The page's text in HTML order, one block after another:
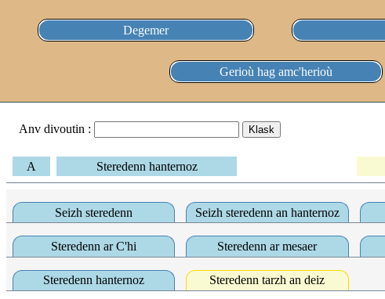
Degemer
Gerioù hag amc'herioù
Anv divoutin :
A Steredenn hanternoz
Seizh steredenn Seizh steredenn an hanternoz
Steredenn ar C'hi Steredenn ar mesaer
Steredenn hanternoz Steredenn tarzh an deiz